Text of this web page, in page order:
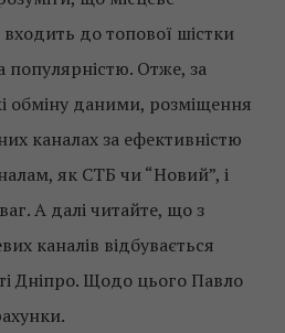
входить до топової шістки
популярністю. Отже, за
обміну даними, розміщення
каналах за ефективністю
як СТБ чи “Новий”, і
А далі читайте, що з
каналів відбувається
Дніпро. Щодо цього Павло